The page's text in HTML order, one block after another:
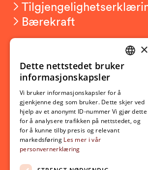
Bærekraft
Ny student
Utveksling
Opptak
Lov- og regelverk
Aktuelt
Nyheter
NORWEGIAN
×
Dette nettstedet bruker
informasjonskapsler
Vi bruker informasjonskapsler for å
gjenkjenne deg som bruker. Dette skjer ved
hjelp av et anonymt ID-nummer Vi gjør dette
for å analysere trafikken på nettstedet, og
for å kunne tilby presis og relevant
markedsføring Les mer i vår
personvernerklæring